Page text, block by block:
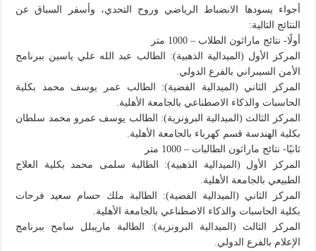
أجواء يسودها الانضباط الرياضي وروح التحدي، وأسفر السباق عن
النتائج التالية:
أولًا- نتائج ماراثون الطلاب – 1000 متر
المركز الأول (الميدالية الذهبية): الطالب عبد الله علي ياسين ببرنامج
الأمن السيبراني بالفرع الدولي.
المركز الثاني (الميدالية الفضية): الطالب عمر يوسف محمد بكلية
الحاسبات والذكاء الاصطناعي بالجامعة الأهلية.
المركز الثالث (الميدالية البرونزية): الطالب يوسف عمرو محمد سلطان
بكلية الهندسة قسم كهرباء بالجامعة الأهلية.
ثانيًا- نتائج ماراثون الطالبات – 1000 متر
المركز الأول (الميدالية الذهبية): الطالبة سلمى محمد بكلية العلاج
الطبيعي بالجامعة الأهلية.
المركز الثاني (الميدالية الفضية): الطالبة ملك حسام سعيد فرحات
بكلية الحاسبات والذكاء الاصطناعي بالجامعة الأهلية.
المركز الثالث (الميدالية البرونزية): الطالبة ماريبلل سامح ببرنامج
الإعلام بالفرع الدولي.